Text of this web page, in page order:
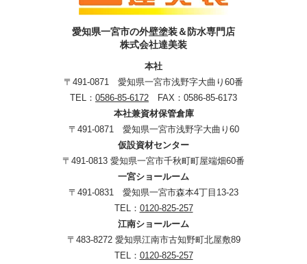
愛知県一宮市の外壁塗装＆防水専門店
株式会社達美装
本社
〒491-0871 愛知県一宮市浅野字大曲り60番
TEL： 0586-85-6172 FAX：0586-85-6173
本社兼資材保管倉庫
〒491-0871 愛知県一宮市浅野字大曲り60
仮設資材センター
〒491-0813 愛知県一宮市千秋町町屋端畑60番
一宮ショールーム
〒491-0831 愛知県一宮市森本4丁目13-23
TEL： 0120-825-257
江南ショールーム
〒483-8272 愛知県江南市古知野町北屋敷89
TEL： 0120-825-257